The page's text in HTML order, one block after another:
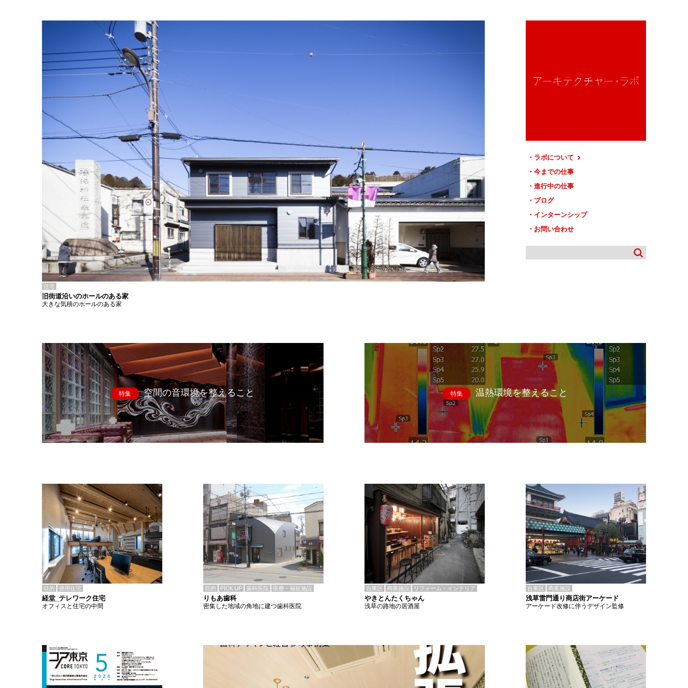
ラボについて
今までの仕事
進行中の仕事
ブログ
インターンシップ
お問い合わせ
住宅
旧街道沿いのホールのある家
大きな気積のホールのある家
特集 空間の音環境を整えること 特集 温熱環境を整えること
目的 併用住宅
経堂_テレワーク住宅
オフィスと住宅の中間
目的 PICK UP 歯科医院 医療・福祉施設
りもあ歯科
密集した地域の角地に建つ歯科医院
台東区 商業施設 リフォーム・インテリア
やきとんたくちゃん
浅草の路地の居酒屋
台東区 商業施設
浅草雷門通り商店街アーケード
アーケード改修に伴うデザイン監修